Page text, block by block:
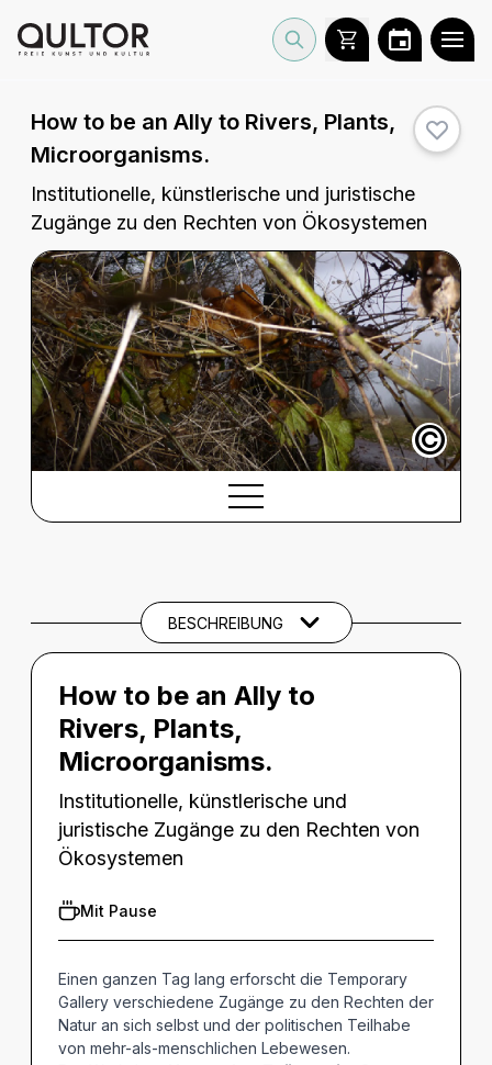
How to be an Ally to Rivers, Plants,
Microorganisms.
Institutionelle, künstlerische und juristische
Zugänge zu den Rechten von Ökosystemen
©
BESCHREIBUNG
How to be an Ally to
Rivers, Plants,
Microorganisms.
Institutionelle, künstlerische und
juristische Zugänge zu den Rechten von
Ökosystemen
Mit Pause
Einen ganzen Tag lang erforscht die Temporary
Gallery verschiedene Zugänge zu den Rechten der
Natur an sich selbst und der politischen Teilhabe
von mehr-als-menschlichen Lebewesen.